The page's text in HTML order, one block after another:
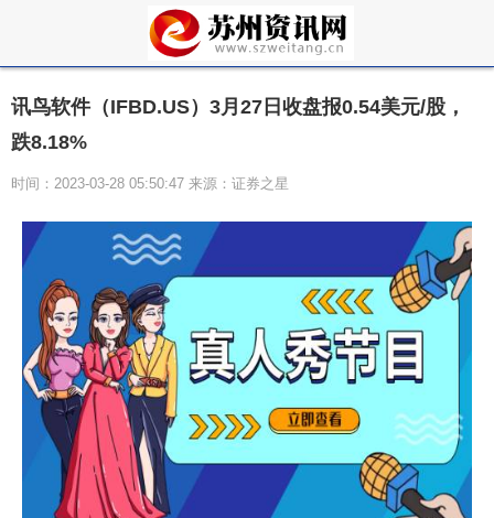
讯鸟软件（IFBD.US）3月27日收盘报0.54美元/股，
跌8.18%
时间：2023-03-28 05:50:47 来源：证券之星